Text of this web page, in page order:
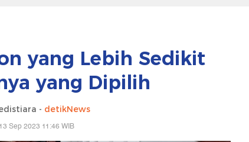
yang Lebih Sedikit
yang Dipilih
- detikNews
Sep 2023 11:46 WIB